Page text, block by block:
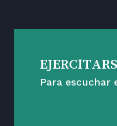
Para escuchar